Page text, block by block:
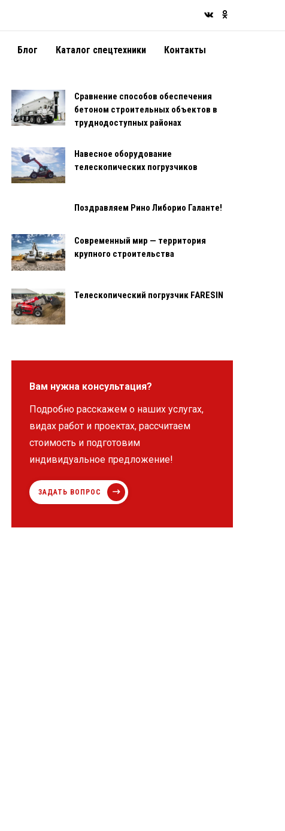
Блог Каталог спецтехники Контакты
Сравнение способов обеспечения
бетоном строительных объектов в
труднодоступных районах
Навесное оборудование
телескопических погрузчиков
Поздравляем Рино Либорио Галанте!
Современный мир — территория
крупного строительства
Телескопический погрузчик FARESIN
Вам нужна консультация?
Подробно расскажем о наших услугах,
видах работ и проектах, рассчитаем
стоимость и подготовим
индивидуальное предложение!
ЗАДАТЬ ВОПРОС